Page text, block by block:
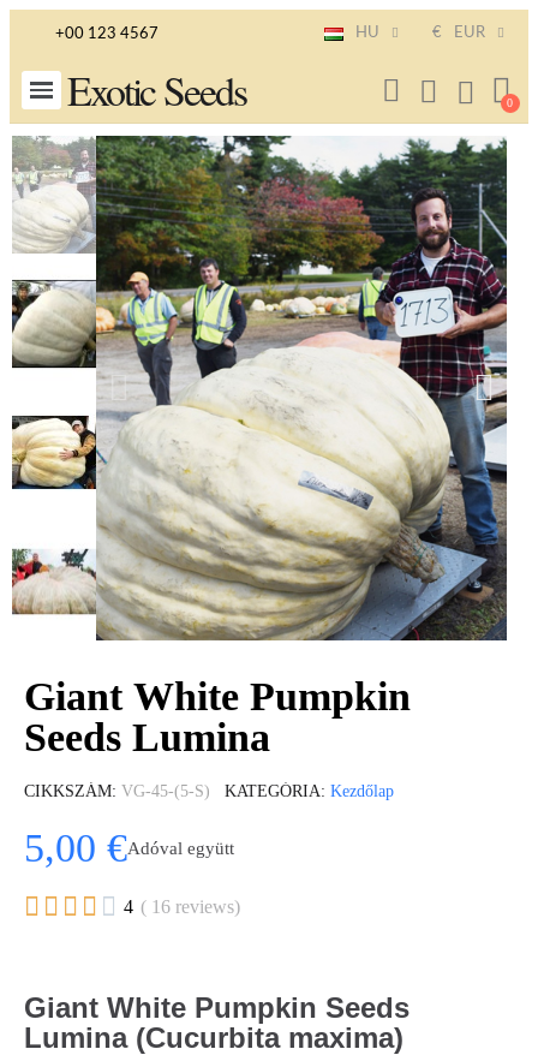
+00 123 4567 HU € EUR
Exotic Seeds
Giant White Pumpkin
Seeds Lumina
CIKKSZÁM VG-45-(5-S) KATEGÓRIA Kezdőlap
5,00 €Adóval együtt
     4 ( 16 reviews)
Giant White Pumpkin Seeds
Lumina (Cucurbita maxima)